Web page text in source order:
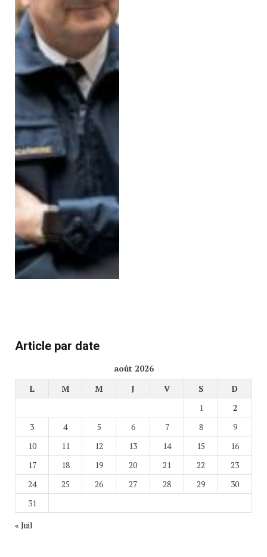
Article par date
août 2026
L
M M J V S
D
1
2
3
4 5 6 7 8
9
10
11 12 13 14 15
16
17
18 19 20 21 22
23
24
25 26 27 28 29
30
31
« Juil